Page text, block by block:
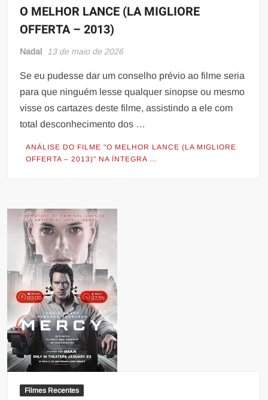
O MELHOR LANCE (LA MIGLIORE
OFFERTA – 2013)
Nadal 13 de maio de 2026
Se eu pudesse dar um conselho prévio ao filme seria
para que ninguém lesse qualquer sinopse ou mesmo
visse os cartazes deste filme, assistindo a ele com
total desconhecimento dos …
ANÁLISE DO FILME "O MELHOR LANCE (LA MIGLIORE
OFFERTA – 2013)" NA ÍNTEGRA …
Filmes Recentes